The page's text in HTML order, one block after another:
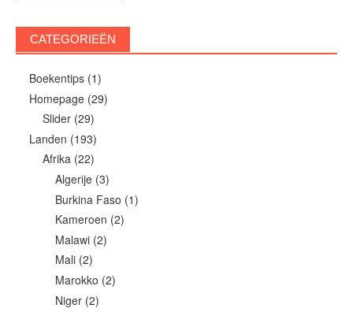
CATEGORIEËN
Boekentips(1)
Homepage(29)
Slider(29)
Landen (193)
Afrika(22)
Algerije (3)
Burkina Faso (1)
Kameroen (2)
Malawi (2)
Mali (2)
Marokko (2)
Niger (2)